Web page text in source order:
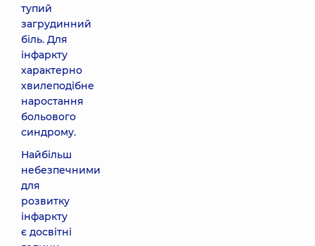
тупий
загрудинний
біль. Для
інфаркту
характерно
хвилеподібне
наростання
больового
синдрому.
Найбільш
небезпечними
для
розвитку
інфаркту
є досвітні